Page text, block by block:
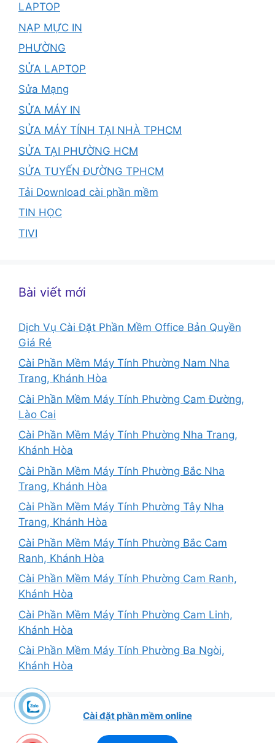
LAPTOP
NẠP MỰC IN
PHƯỜNG
SỬA LAPTOP
Sửa Mạng
SỬA MÁY IN
SỬA MÁY TÍNH TẠI NHÀ TPHCM
SỬA TẠI PHƯỜNG HCM
SỬA TUYẾN ĐƯỜNG TPHCM
Tải Download cài phần mềm
TIN HỌC
TIVI
Bài viết mới
Dịch Vụ Cài Đặt Phần Mềm Office Bản Quyền
Giá Rẻ
Cài Phần Mềm Máy Tính Phường Nam Nha
Trang, Khánh Hòa
Cài Phần Mềm Máy Tính Phường Cam Đường,
Lào Cai
Cài Phần Mềm Máy Tính Phường Nha Trang,
Khánh Hòa
Cài Phần Mềm Máy Tính Phường Bắc Nha
Trang, Khánh Hòa
Cài Phần Mềm Máy Tính Phường Tây Nha
Trang, Khánh Hòa
Cài Phần Mềm Máy Tính Phường Bắc Cam
Ranh, Khánh Hòa
Cài Phần Mềm Máy Tính Phường Cam Ranh,
Khánh Hòa
Cài Phần Mềm Máy Tính Phường Cam Linh,
Khánh Hòa
Cài Phần Mềm Máy Tính Phường Ba Ngòi,
Khánh Hòa
Cài đặt phần mềm online